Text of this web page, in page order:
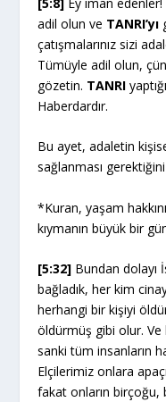
adil olun ve TANRI’yı
çatışmalarınız sizi
Tümüyle adil olun,
gözetin. TANRI
Haberdardır.
Bu ayet, adaletin
sağlanması
*Kuran, yaşam
kıymanın büyük bir
[5:32] Bundan dolayı
bağladık, her kim
herhangi bir kişiyi
öldürmüş gibi olur. Ve
sanki tüm insanların
Elçilerimiz onlara
fakat onların